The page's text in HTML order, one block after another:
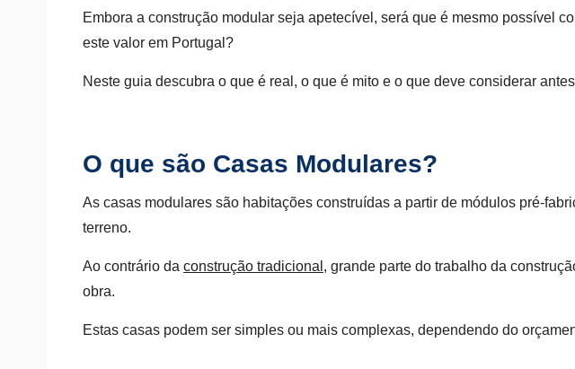
Embora a construção modular seja apetecível, será que é mesmo possível
este valor em Portugal?
Neste guia descubra o que é real, o que é mito e o que deve considerar
O que são Casas Modulares?
As casas modulares são habitações construídas a partir de módulos pré-
terreno.
Ao contrário da construção tradicional , grande parte do trabalho da
obra.
Estas casas podem ser simples ou mais complexas, dependendo do